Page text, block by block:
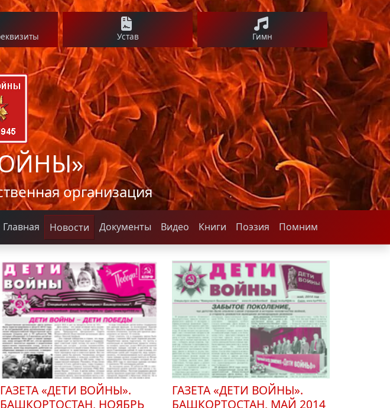
Устав Гимн
организация
Главная Новости Документы Видео Книги Поэзия Помним
ГАЗЕТА «ДЕТИ ВОЙНЫ».
БАШКОРТОСТАН, НОЯБРЬ
ГАЗЕТА «ДЕТИ ВОЙНЫ».
БАШКОРТОСТАН, МАЙ 2014